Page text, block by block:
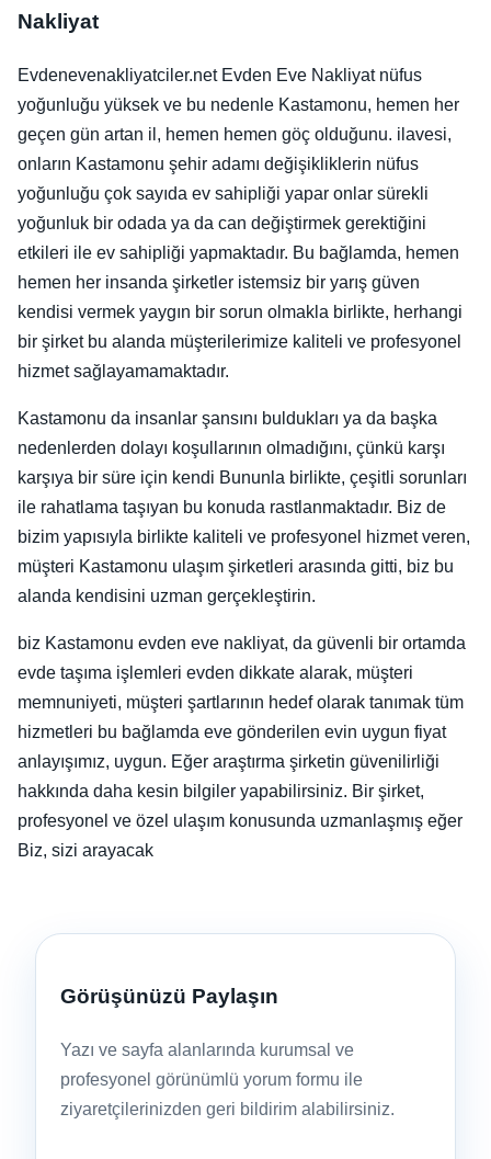
Nakliyat
Evdenevenakliyatciler.net Evden Eve Nakliyat nüfus
yoğunluğu yüksek ve bu nedenle Kastamonu, hemen her
geçen gün artan il, hemen hemen göç olduğunu. ilavesi,
onların Kastamonu şehir adamı değişikliklerin nüfus
yoğunluğu çok sayıda ev sahipliği yapar onlar sürekli
yoğunluk bir odada ya da can değiştirmek gerektiğini
etkileri ile ev sahipliği yapmaktadır. Bu bağlamda, hemen
hemen her insanda şirketler istemsiz bir yarış güven
kendisi vermek yaygın bir sorun olmakla birlikte, herhangi
bir şirket bu alanda müşterilerimize kaliteli ve profesyonel
hizmet sağlayamamaktadır.
Kastamonu da insanlar şansını buldukları ya da başka
nedenlerden dolayı koşullarının olmadığını, çünkü karşı
karşıya bir süre için kendi Bununla birlikte, çeşitli sorunları
ile rahatlama taşıyan bu konuda rastlanmaktadır. Biz de
bizim yapısıyla birlikte kaliteli ve profesyonel hizmet veren,
müşteri Kastamonu ulaşım şirketleri arasında gitti, biz bu
alanda kendisini uzman gerçekleştirin.
biz Kastamonu evden eve nakliyat, da güvenli bir ortamda
evde taşıma işlemleri evden dikkate alarak, müşteri
memnuniyeti, müşteri şartlarının hedef olarak tanımak tüm
hizmetleri bu bağlamda eve gönderilen evin uygun fiyat
anlayışımız, uygun. Eğer araştırma şirketin güvenilirliği
hakkında daha kesin bilgiler yapabilirsiniz. Bir şirket,
profesyonel ve özel ulaşım konusunda uzmanlaşmış eğer
Biz, sizi arayacak
Görüşünüzü Paylaşın
Yazı ve sayfa alanlarında kurumsal ve
profesyonel görünümlü yorum formu ile
ziyaretçilerinizden geri bildirim alabilirsiniz.